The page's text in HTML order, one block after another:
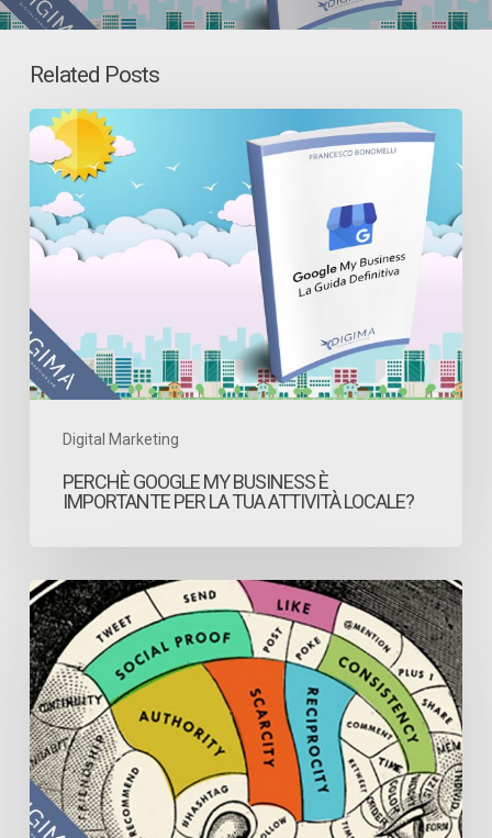
Related Posts
Digital Marketing
Perchè
Google
Business
per
la
tua
locale?
PERCHÈ GOOGLE MY BUSINESS È
IMPORTANTE PER LA TUA ATTIVITÀ LOCALE?
Psicologia
del
marketing,
come
utilizzarla